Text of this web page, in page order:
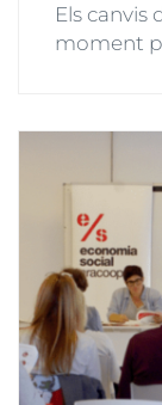
Els canvis
moment